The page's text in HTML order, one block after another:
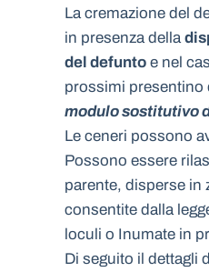
La cremazione del
in presenza della
del defunto e nel
prossimi presentino
modulo sostitutivo
Le ceneri possono
Possono essere
parente, disperse in
consentite dalla
loculi o Inumate in
Di seguito il dettagli